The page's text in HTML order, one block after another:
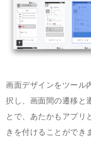
画面デザインをツール
択し、画面間の遷移と
とで、あたかもアプリ
きを付けることができ